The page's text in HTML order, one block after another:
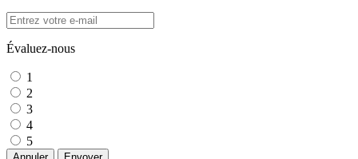
Évaluez-nous
1
2
3
4
5